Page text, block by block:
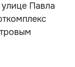
Павла